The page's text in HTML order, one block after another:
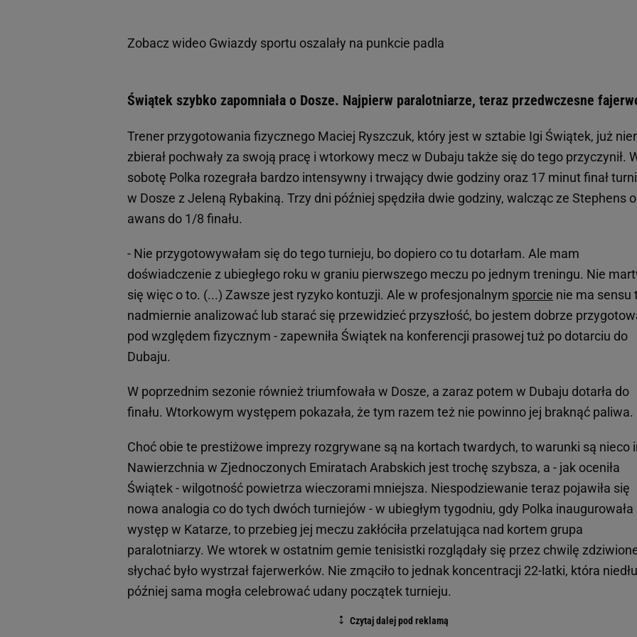
Zobacz wideo Gwiazdy sportu oszalały na punkcie padla
Świątek szybko zapomniała o Dosze. Najpierw paralotniarze, teraz przedwczesne
Trener przygotowania fizycznego Maciej Ryszczuk, który jest w sztabie Igi Świątek, już
zbierał pochwały za swoją pracę i wtorkowy mecz w Dubaju także się do tego przyczynił.
sobotę Polka rozegrała bardzo intensywny i trwający dwie godziny oraz 17 minut finał
w Dosze z Jeleną Rybakiną. Trzy dni później spędziła dwie godziny, walcząc ze Stephens o
awans do 1/8 finału.
- Nie przygotowywałam się do tego turnieju, bo dopiero co tu dotarłam. Ale mam
doświadczenie z ubiegłego roku w graniu pierwszego meczu po jednym treningu. Nie
się więc o to. (...) Zawsze jest ryzyko kontuzji. Ale w profesjonalnym sporcie nie ma sensu
nadmiernie analizować lub starać się przewidzieć przyszłość, bo jestem dobrze
pod względem fizycznym - zapewniła Świątek na konferencji prasowej tuż po dotarciu do
Dubaju.
W poprzednim sezonie również triumfowała w Dosze, a zaraz potem w Dubaju dotarła do
finału. Wtorkowym występem pokazała, że tym razem też nie powinno jej braknąć paliwa.
Choć obie te prestiżowe imprezy rozgrywane są na kortach twardych, to warunki są nieco
Nawierzchnia w Zjednoczonych Emiratach Arabskich jest trochę szybsza, a - jak oceniła
Świątek - wilgotność powietrza wieczorami mniejsza. Niespodziewanie teraz pojawiła się
nowa analogia co do tych dwóch turniejów - w ubiegłym tygodniu, gdy Polka inaugurowała
występ w Katarze, to przebieg jej meczu zakłóciła przelatująca nad kortem grupa
paralotniarzy. We wtorek w ostatnim gemie tenisistki rozglądały się przez chwilę
słychać było wystrzał fajerwerków. Nie zmąciło to jednak koncentracji 22-latki, która
później sama mogła celebrować udany początek turnieju.